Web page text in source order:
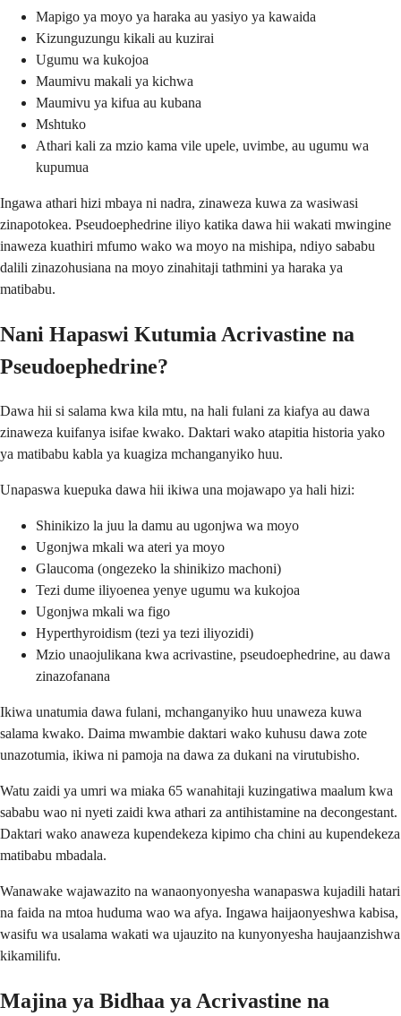
Mapigo ya moyo ya haraka au yasiyo ya kawaida
Kizunguzungu kikali au kuzirai
Ugumu wa kukojoa
Maumivu makali ya kichwa
Maumivu ya kifua au kubana
Mshtuko
Athari kali za mzio kama vile upele, uvimbe, au ugumu wa
kupumua
Ingawa athari hizi mbaya ni nadra, zinaweza kuwa za wasiwasi
zinapotokea. Pseudoephedrine iliyo katika dawa hii wakati mwingine
inaweza kuathiri mfumo wako wa moyo na mishipa, ndiyo sababu
dalili zinazohusiana na moyo zinahitaji tathmini ya haraka ya
matibabu.
Nani Hapaswi Kutumia Acrivastine na
Pseudoephedrine?
Dawa hii si salama kwa kila mtu, na hali fulani za kiafya au dawa
zinaweza kuifanya isifae kwako. Daktari wako atapitia historia yako
ya matibabu kabla ya kuagiza mchanganyiko huu.
Unapaswa kuepuka dawa hii ikiwa una mojawapo ya hali hizi:
Shinikizo la juu la damu au ugonjwa wa moyo
Ugonjwa mkali wa ateri ya moyo
Glaucoma (ongezeko la shinikizo machoni)
Tezi dume iliyoenea yenye ugumu wa kukojoa
Ugonjwa mkali wa figo
Hyperthyroidism (tezi ya tezi iliyozidi)
Mzio unaojulikana kwa acrivastine, pseudoephedrine, au dawa
zinazofanana
Ikiwa unatumia dawa fulani, mchanganyiko huu unaweza kuwa
salama kwako. Daima mwambie daktari wako kuhusu dawa zote
unazotumia, ikiwa ni pamoja na dawa za dukani na virutubisho.
Watu zaidi ya umri wa miaka 65 wanahitaji kuzingatiwa maalum kwa
sababu wao ni nyeti zaidi kwa athari za antihistamine na decongestant.
Daktari wako anaweza kupendekeza kipimo cha chini au kupendekeza
matibabu mbadala.
Wanawake wajawazito na wanaonyonyesha wanapaswa kujadili hatari
na faida na mtoa huduma wao wa afya. Ingawa haijaonyeshwa kabisa,
wasifu wa usalama wakati wa ujauzito na kunyonyesha haujaanzishwa
kikamilifu.
Majina ya Bidhaa ya Acrivastine na